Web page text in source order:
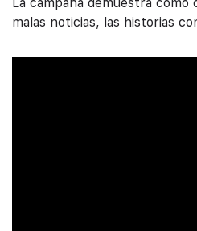
malas noticias, las historias